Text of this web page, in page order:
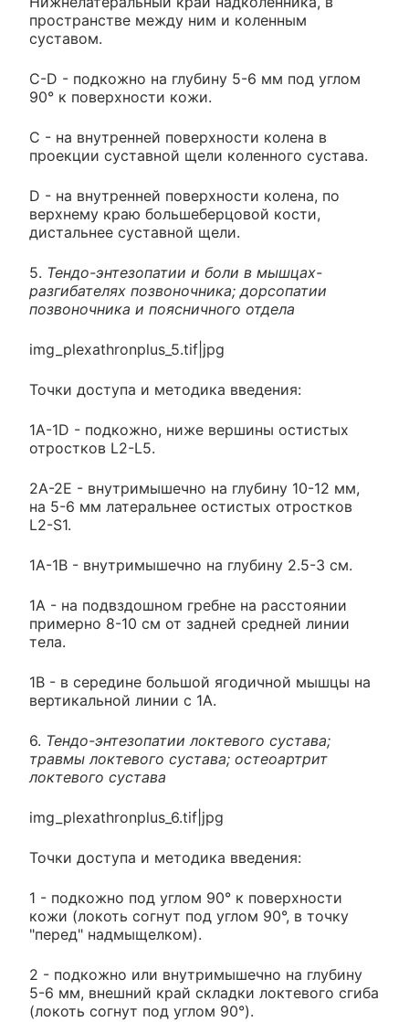
пространстве между ним и коленным
суставом.
С-D - подкожно на глубину 5-6 мм под углом
90° к поверхности кожи.
С - на внутренней поверхности колена в
проекции суставной щели коленного сустава.
D - на внутренней поверхности колена, по
верхнему краю большеберцовой кости,
дистальнее суставной щели.
5. Тендо-энтезопатии и боли в мышцах-
разгибателях позвоночника; дорсопатии
позвоночника и поясничного отдела
img_plexathronplus_5.tif|jpg
Точки доступа и методика введения:
1А-1D - подкожно, ниже вершины остистых
отростков L2-L5.
2А-2E - внутримышечно на глубину 10-12 мм,
на 5-6 мм латеральнее остистых отростков
L2-S1.
1А-1B - внутримышечно на глубину 2.5-3 см.
1А - на подвздошном гребне на расстоянии
примерно 8-10 см от задней средней линии
тела.
1В - в середине большой ягодичной мышцы на
вертикальной линии с 1А.
6. Тендо-энтезопатии локтевого сустава;
травмы локтевого сустава; остеоартрит
локтевого сустава
img_plexathronplus_6.tif|jpg
Точки доступа и методика введения:
1 - подкожно под углом 90° к поверхности
кожи (локоть согнут под углом 90°, в точку
"перед" надмыщелком).
2 - подкожно или внутримышечно на глубину
5-6 мм, внешний край складки локтевого сгиба
(локоть согнут под углом 90°).